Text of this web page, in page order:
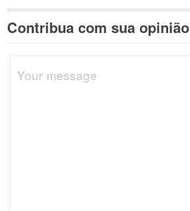
Contribua com sua opinião